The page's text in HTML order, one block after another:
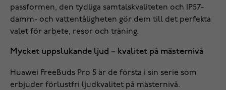
passformen, den tydliga samtalskvaliteten och IP57-
damm- och vattentåligheten gör dem till det perfekta
valet för arbete, resor och träning.
Mycket uppslukande ljud – kvalitet på mästernivå
Huawei FreeBuds Pro 5 är de första i sin serie som
erbjuder förlustfri ljudkvalitet på mästernivå.